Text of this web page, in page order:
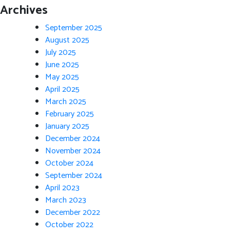
Archives
September 2025
August 2025
July 2025
June 2025
May 2025
April 2025
March 2025
February 2025
January 2025
December 2024
November 2024
October 2024
September 2024
April 2023
March 2023
December 2022
October 2022